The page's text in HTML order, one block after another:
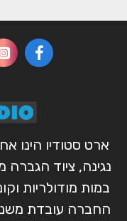
ארט סטודיו הינו
נגינה, ציוד הגברה
במות מודולריות